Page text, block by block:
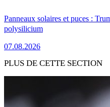
Panneaux solaires et puces :
polysilicium
07.08.2026
PLUS DE CETTE SECTION